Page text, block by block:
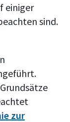
einiger
sind.
zur